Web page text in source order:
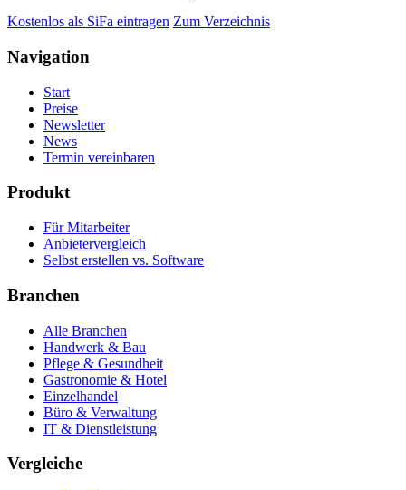
Kostenlos als SiFa eintragen Zum Verzeichnis
Navigation
Start
Preise
Newsletter
News
Termin vereinbaren
Produkt
Für Mitarbeiter
Anbietervergleich
Selbst erstellen vs. Software
Branchen
Alle Branchen
Handwerk & Bau
Pflege & Gesundheit
Gastronomie & Hotel
Einzelhandel
Büro & Verwaltung
IT & Dienstleistung
Vergleiche